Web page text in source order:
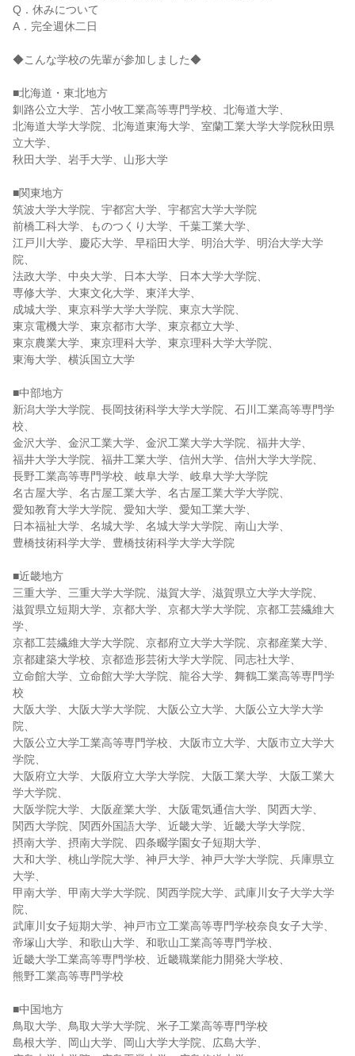
Q．休みについて
A．完全週休二日
◆こんな学校の先輩が参加しました◆
■北海道・東北地方
釧路公立大学、苫小牧工業高等専門学校、北海道大学、
北海道大学大学院、北海道東海大学、室蘭工業大学大学院秋田県
立大学、
秋田大学、岩手大学、山形大学
■関東地方
筑波大学大学院、宇都宮大学、宇都宮大学大学院
前橋工科大学、ものつくり大学、千葉工業大学、
江戸川大学、慶応大学、早稲田大学、明治大学、明治大学大学
院、
法政大学、中央大学、日本大学、日本大学大学院、
専修大学、大東文化大学、東洋大学、
成城大学、東京科学大学大学院、東京大学院、
東京電機大学、東京都市大学、東京都立大学、
東京農業大学、東京理科大学、東京理科大学大学院、
東海大学、横浜国立大学
■中部地方
新潟大学大学院、長岡技術科学大学大学院、石川工業高等専門学
校、
金沢大学、金沢工業大学、金沢工業大学大学院、福井大学、
福井大学大学院、福井工業大学、信州大学、信州大学大学院、
長野工業高等専門学校、岐阜大学、岐阜大学大学院
名古屋大学、名古屋工業大学、名古屋工業大学大学院、
愛知教育大学大学院、愛知大学、愛知工業大学、
日本福祉大学、名城大学、名城大学大学院、南山大学、
豊橋技術科学大学、豊橋技術科学大学大学院
■近畿地方
三重大学、三重大学大学院、滋賀大学、滋賀県立大学大学院、
滋賀県立短期大学、京都大学、京都大学大学院、京都工芸繊維大
学、
京都工芸繊維大学大学院、京都府立大学大学院、京都産業大学、
京都建築大学校、京都造形芸術大学大学院、同志社大学、
立命館大学、立命館大学大学院、龍谷大学、舞鶴工業高等専門学
校
大阪大学、大阪大学大学院、大阪公立大学、大阪公立大学大学
院、
大阪公立大学工業高等専門学校、大阪市立大学、大阪市立大学大
学院、
大阪府立大学、大阪府立大学大学院、大阪工業大学、大阪工業大
学大学院、
大阪学院大学、大阪産業大学、大阪電気通信大学、関西大学、
関西大学院、関西外国語大学、近畿大学、近畿大学大学院、
摂南大学、摂南大学院、四条畷学園女子短期大学、
大和大学、桃山学院大学、神戸大学、神戸大学大学院、兵庫県立
大学、
甲南大学、甲南大学大学院、関西学院大学、武庫川女子大学大学
院、
武庫川女子短期大学、神戸市立工業高等専門学校奈良女子大学、
帝塚山大学、和歌山大学、和歌山工業高等専門学校、
近畿大学工業高等専門学校、近畿職業能力開発大学校、
熊野工業高等専門学校
■中国地方
鳥取大学、鳥取大学大学院、米子工業高等専門学校
島根大学、岡山大学、岡山大学大学院、広島大学、